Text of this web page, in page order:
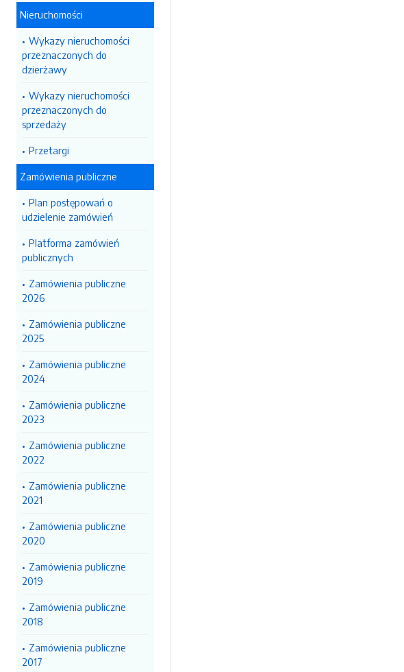
Nieruchomości
Wykazy nieruchomości
przeznaczonych do
dzierżawy
Wykazy nieruchomości
przeznaczonych do
sprzedaży
Przetargi
Zamówienia publiczne
Plan postępowań o
udzielenie zamówień
Platforma zamówień
publicznych
Zamówienia publiczne
2026
Zamówienia publiczne
2025
Zamówienia publiczne
2024
Zamówienia publiczne
2023
Zamówienia publiczne
2022
Zamówienia publiczne
2021
Zamówienia publiczne
2020
Zamówienia publiczne
2019
Zamówienia publiczne
2018
Zamówienia publiczne
2017